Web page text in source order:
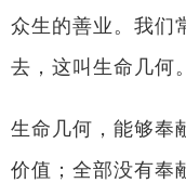
众生的善业。我们
去，这叫生命几何。
生命几何，能够奉
价值；全部没有奉